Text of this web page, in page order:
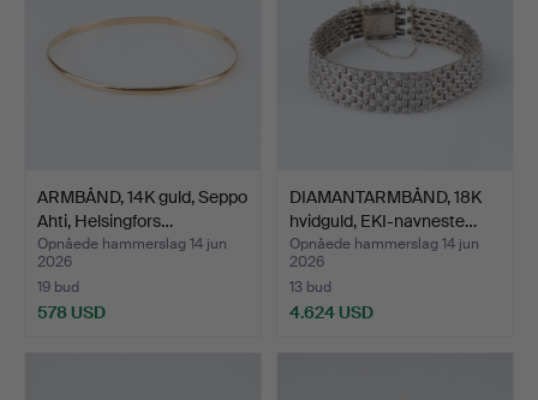
ARMBÅND, 14K guld, Seppo
Ahti, Helsingfors…
Opnåede hammerslag 14 jun
2026
19 bud
578 USD
DIAMANTARMBÅND, 18K
hvidguld, EKI-navneste…
Opnåede hammerslag 14 jun
2026
13 bud
4.624 USD